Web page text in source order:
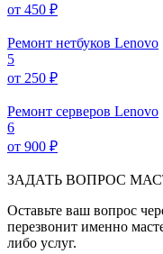
от 450 ₽
Ремонт нетбуков Lenovo
5
от 250 ₽
Ремонт серверов Lenovo
6
от 900 ₽
ЗАДАТЬ ВОПРОС
Оставьте ваш вопрос
перезвонит именно
либо услуг.